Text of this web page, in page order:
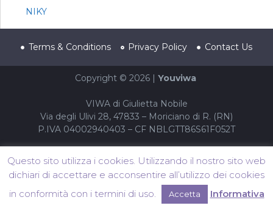
NIKY
Terms & Conditions Privacy Policy Contact Us
Copyright © 2026 | Youviwa
VIWA di Giulietta Nobile
Via degli Ulivi 28, 47833 – Moriciano di R. (RN)
P.IVA 04002940403 – CF NBLGTT86S61F052T
Questo sito utilizza i cookies. Utilizzando il nostro sito web
dichiari di accettare e acconsentire all’utilizzo dei cookies
in conformità con i termini di uso.
Accetta Informativa